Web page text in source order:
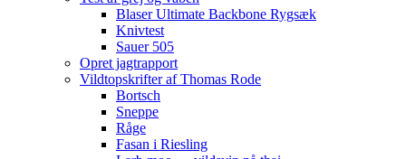
Blaser Ultimate Backbone Rygsæk
Knivtest
Sauer 505
Opret jagtrapport
Vildtopskrifter af Thomas Rode
Bortsch
Sneppe
Råge
Fasan i Riesling